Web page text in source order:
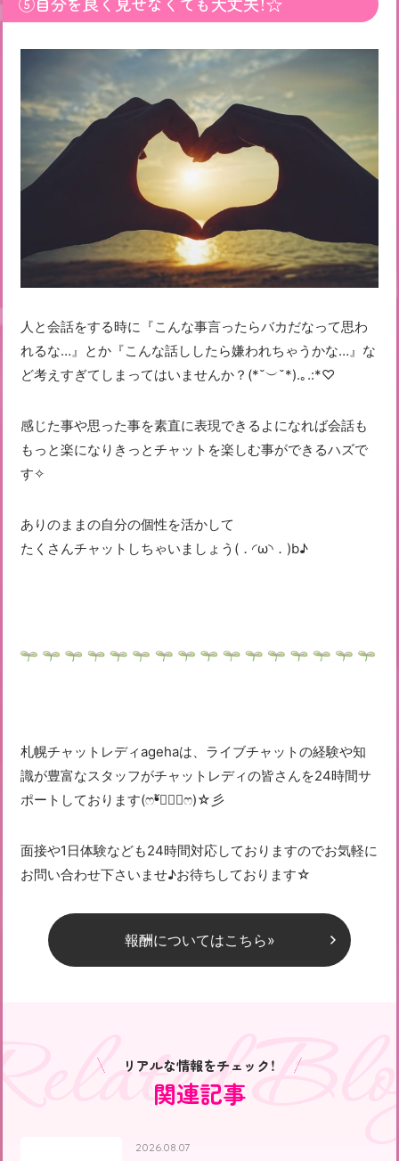
人と会話をする時に『こんな事言ったらバカだなって思わ
れるな…』とか『こんな話ししたら嫌われちゃうかな…』な
ど考えすぎてしまってはいませんか？(*˘︶˘*).｡.:*♡
感じた事や思った事を素直に表現できるよになれば会話も
もっと楽になりきっとチャットを楽しむ事ができるハズで
す✧
ありのままの自分の個性を活かして
たくさんチャットしちゃいましょう(．◜ω◝．)b♪
札幌チャットレディagehaは、ライブチャットの経験や知
識が豊富なスタッフがチャットレディの皆さんを24時間サ
ポートしております(ෆ❛ั◡❛ัෆ)☆彡
面接や1日体験なども24時間対応しておりますのでお気軽に
お問い合わせ下さいませ♪お待ちしております☆
報酬についてはこちら»
関連記事
リアルな情報をチェック！
2026.08.07